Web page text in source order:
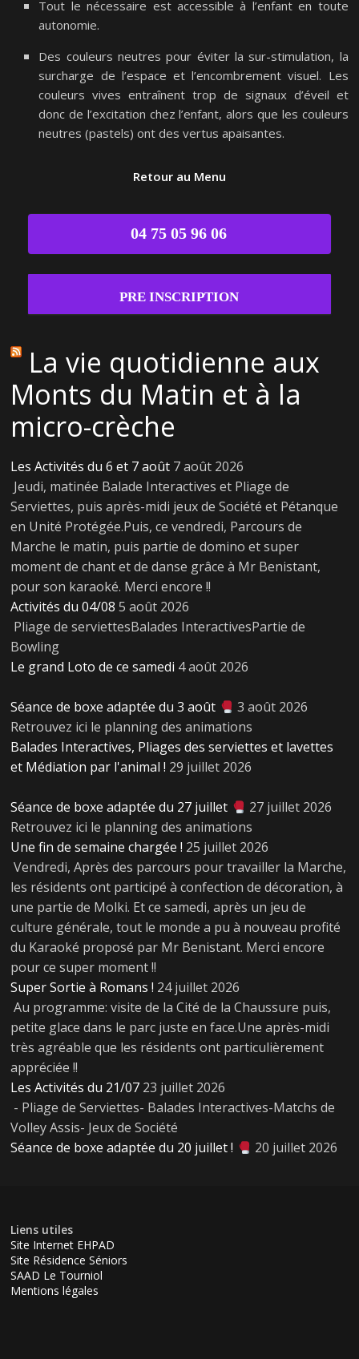
Tout le nécessaire est accessible à l’enfant en toute
autonomie.
Des couleurs neutres pour éviter la sur-stimulation, la
surcharge de l’espace et l’encombrement visuel. Les
couleurs vives entraînent trop de signaux d’éveil et
donc de l’excitation chez l’enfant, alors que les couleurs
neutres (pastels) ont des vertus apaisantes.
Retour au Menu
04 75 05 96 06
PRE INSCRIPTION
La vie quotidienne aux
Monts du Matin et à la
micro-crèche
Les Activités du 6 et 7 août 7 août 2026
Jeudi, matinée Balade Interactives et Pliage de
Serviettes, puis après-midi jeux de Société et Pétanque
en Unité Protégée.Puis, ce vendredi, Parcours de
Marche le matin, puis partie de domino et super
moment de chant et de danse grâce à Mr Benistant,
pour son karaoké. Merci encore !!
Activités du 04/08 5 août 2026
Pliage de serviettesBalades InteractivesPartie de
Bowling
Le grand Loto de ce samedi 4 août 2026
Séance de boxe adaptée du 3 août
3 août 2026
Retrouvez ici le planning des animations
Balades Interactives, Pliages des serviettes et lavettes
et Médiation par l'animal ! 29 juillet 2026
Séance de boxe adaptée du 27 juillet
27 juillet 2026
Retrouvez ici le planning des animations
Une fin de semaine chargée ! 25 juillet 2026
Vendredi, Après des parcours pour travailler la Marche,
les résidents ont participé à confection de décoration, à
une partie de Molki. Et ce samedi, après un jeu de
culture générale, tout le monde a pu à nouveau profité
du Karaoké proposé par Mr Benistant. Merci encore
pour ce super moment !!
Super Sortie à Romans ! 24 juillet 2026
Au programme: visite de la Cité de la Chaussure puis,
petite glace dans le parc juste en face.Une après-midi
très agréable que les résidents ont particulièrement
appréciée !!
Les Activités du 21/07 23 juillet 2026
- Pliage de Serviettes- Balades Interactives-Matchs de
Volley Assis- Jeux de Société
Séance de boxe adaptée du 20 juillet !
20 juillet 2026
Liens utiles
Site Internet EHPAD
Site Résidence Séniors
SAAD Le Tourniol
Mentions légales